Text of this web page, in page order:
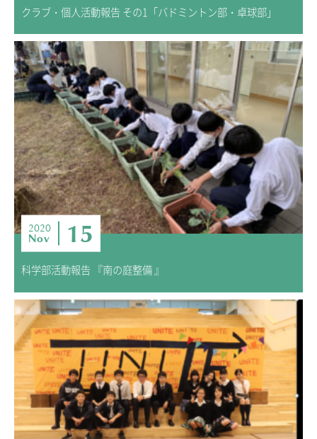
クラブ・個人活動報告 その1「バドミントン部・卓球部」
2020
Nov 15
科学部活動報告 『南の庭整備 』